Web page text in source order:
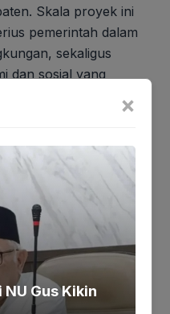
Skala proyek ini
pemerintah dalam
sekaligus
dan sosial yang
lestari.
diedit baik
×
Gus Kikin